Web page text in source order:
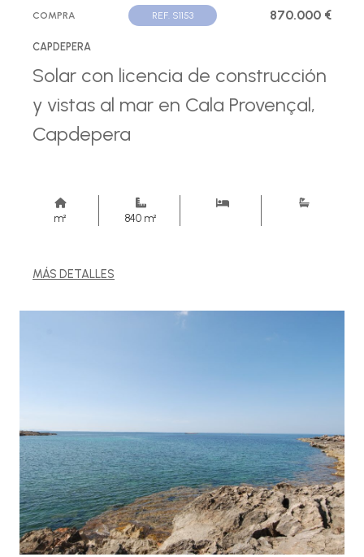
COMPRA REF. S1153 870.000 €
CAPDEPERA
Solar con licencia de construcción
y vistas al mar en Cala Provençal,
Capdepera
m² 840 m²
MÁS DETALLES